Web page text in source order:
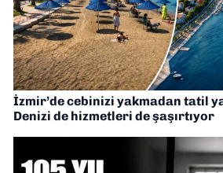
İzmir’de cebinizi yakmadan tatil
Denizi de hizmetleri de şaşırtıyor